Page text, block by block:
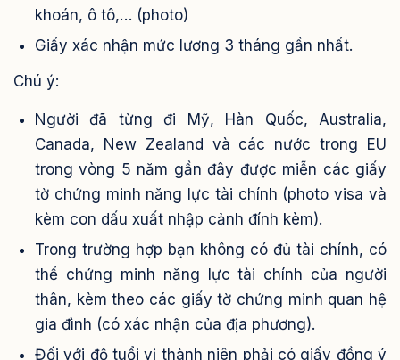
khoán, ô tô,… (photo)
Giấy xác nhận mức lương 3 tháng gần nhất.
Chú ý:
Người đã từng đi Mỹ, Hàn Quốc, Australia,
Canada, New Zealand và các nước trong EU
trong vòng 5 năm gần đây được miễn các giấy
tờ chứng minh năng lực tài chính (photo visa và
kèm con dấu xuất nhập cảnh đính kèm).
Trong trường hợp bạn không có đủ tài chính, có
thể chứng minh năng lực tài chính của người
thân, kèm theo các giấy tờ chứng minh quan hệ
gia đình (có xác nhận của địa phương).
Đối với độ tuổi vị thành niên phải có giấy đồng ý